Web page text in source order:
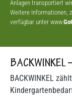
Anlagen transportiert
Weitere Informationen,
verfügbar unter www.
BACKWINKEL